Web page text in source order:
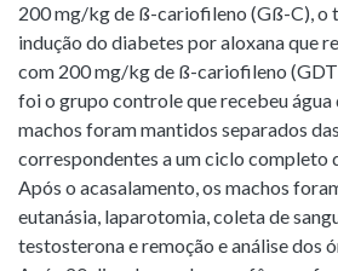
200 mg/kg de ß-cariofileno (Gß-C), o
indução do diabetes por aloxana que
com 200 mg/kg de ß-cariofileno
foi o grupo controle que recebeu água
machos foram mantidos separados
correspondentes a um ciclo completo
Após o acasalamento, os machos
eutanásia, laparotomia, coleta de
testosterona e remoção e análise dos